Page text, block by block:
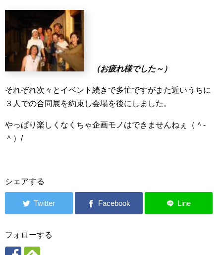
（お疲れ様でした～）
それぞれ次々とイベント続きで多忙ですがまた近いうちに
３人での合同展を約束し会場を後にしました。
やっぱり楽しくなくちゃ企画モノはできませんねぇ（＾-
＾）/
シェアする
フォローする